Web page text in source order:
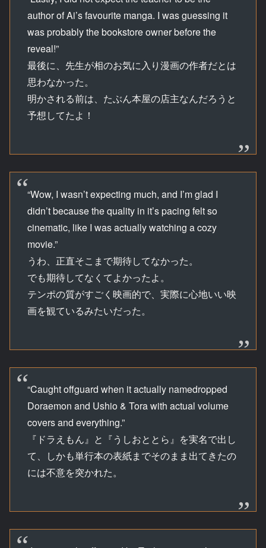
author of Ai’s favourite manga. I was guessing it
was probably the bookstore owner before the
reveal!”
最後に、先生が相のお気に入り漫画の作者だとは
思わなかった。
明かされる前は、たぶん本屋の店主なんだろうと
予想してたよ！
“Wow, I wasn’t expecting much, and I’m glad I
didn’t because the quality in it’s pacing felt so
cinematic, like I was actually watching a cozy
movie.”
うわ、正直そこまで期待してなかった。
でも期待してなくてよかったよ。
テンポの質がすごく映画的で、実際に心地いい映
画を観ているみたいだった。
“Caught offguard when it actually namedropped
Doraemon and Ushio & Tora with actual volume
covers and everything.”
『ドラえもん』と『うしおととら』を実名で出し
て、しかも単行本の表紙までそのまま出てきたの
には不意を突かれた。